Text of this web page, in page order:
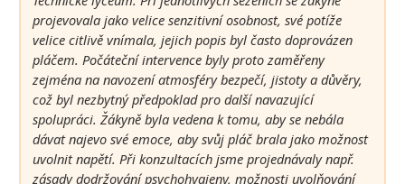
projevovala jako velice senzitivní osobnost, své potíže
velice citlivě vnímala, jejich popis byl často doprovázen
pláčem. Počáteční intervence byly proto zaměřeny
zejména na navození atmosféry bezpečí, jistoty a důvěry,
což byl nezbytný předpoklad pro další navazující
spolupráci. Žákyně byla vedena k tomu, aby se nebála
dávat najevo své emoce, aby svůj pláč brala jako možnost
uvolnit napětí. Při konzultacích jsme projednávaly např.
zásady dodržování psychohygieny, možnosti uvolňování